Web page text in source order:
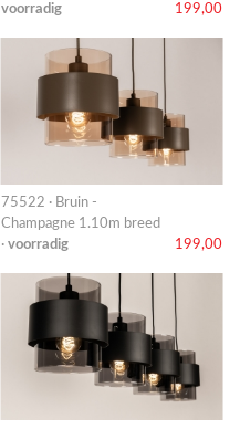
voorradig
199,00
75522 · Bruin -
Champagne 1.10m breed
· voorradig 199,00